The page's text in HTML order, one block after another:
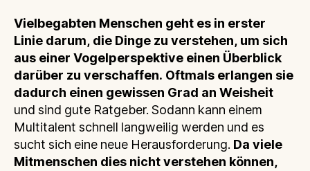
Vielbegabten Menschen geht es in erster
Linie darum, die Dinge zu verstehen, um sich
aus einer Vogelperspektive einen Überblick
darüber zu verschaffen. Oftmals erlangen sie
dadurch einen gewissen Grad an Weisheit
und sind gute Ratgeber. Sodann kann einem
Multitalent schnell langweilig werden und es
sucht sich eine neue Herausforderung. Da viele
Mitmenschen dies nicht verstehen können,